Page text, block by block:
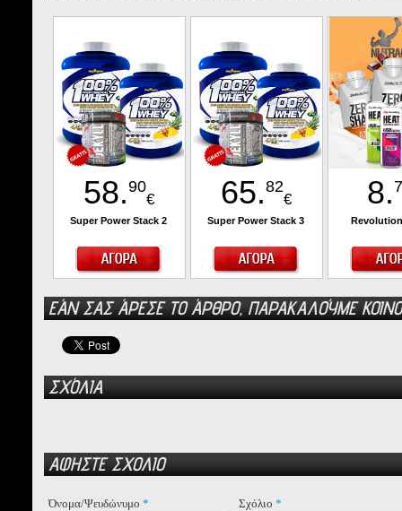
58.90
€
Super Power Stack 2
65.82
€
Super Power Stack 3
8.
ΕΆΝ ΣΑΣ ΆΡΕΣΕ ΤΟ ΆΡΘΡΟ, ΠΑΡΑΚΑΛΟΎΜΕ
ΣΧΌΛΙΑ
ΑΦΗΣΤΕ ΣΧΟΛΙΟ
Όνομα/Ψευδώνυμο * Σχόλιο *